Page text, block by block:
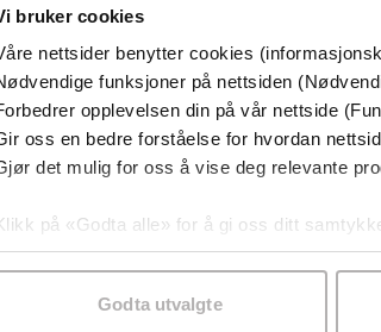
bruker cookies
nettsider benytter cookies
funksjoner på nettsiden
opplevelsen din på vår nettside
oss en bedre forståelse for hvordan
det mulig for oss å vise deg relevante
på «Godta alle» for å gi oss ditt
til spesifikke formål ved å klikke
Godta utvalgte
kjøpt